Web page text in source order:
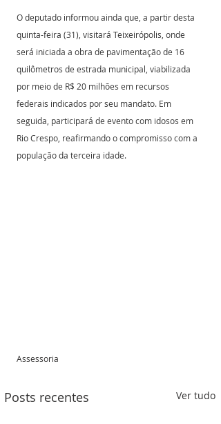
O deputado informou ainda que, a partir desta
quinta-feira (31), visitará Teixeirópolis, onde
será iniciada a obra de pavimentação de 16
quilômetros de estrada municipal, viabilizada
por meio de R$ 20 milhões em recursos
federais indicados por seu mandato. Em
seguida, participará de evento com idosos em
Rio Crespo, reafirmando o compromisso com a
população da terceira idade.
Assessoria
Posts recentes Ver tudo